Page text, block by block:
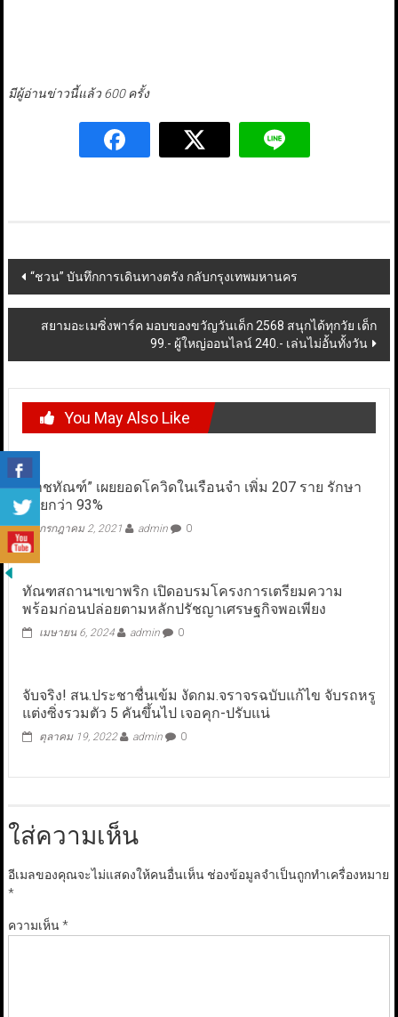
มีผู้อ่านข่าวนี้แล้ว 600 ครั้ง
Post
navigation
“ชวน” บันทึกการเดินทางตรัง กลับกรุงเทพมหานคร
สยามอะเมซิ่งพาร์ค มอบของขวัญวันเด็ก 2568 สนุกได้ทุกวัย เด็ก
99.- ผู้ใหญ่ออนไลน์ 240.- เล่นไม่อั้นทั้งวัน
You May Also Like
“ราชทัณฑ์” เผยยอดโควิดในเรือนจำ เพิ่ม 207 ราย รักษา
หายกว่า 93%
กรกฎาคม 2, 2021 admin 0
ทัณฑสถานฯเขาพริก เปิดอบรมโครงการเตรียมความ
พร้อมก่อนปล่อยตามหลักปรัชญาเศรษฐกิจพอเพียง
เมษายน 6, 2024 admin 0
จับจริง! สน.ประชาชื่นเข้ม งัดกม.จราจรฉบับแก้ไข จับรถหรู
แต่งซิ่งรวมตัว 5 คันขึ้นไป เจอคุก-ปรับแน่
ตุลาคม 19, 2022 admin 0
ใส่ความเห็น
อีเมลของคุณจะไม่แสดงให้คนอื่นเห็น ช่องข้อมูลจำเป็นถูกทำเครื่องหมาย
*
ความเห็น*